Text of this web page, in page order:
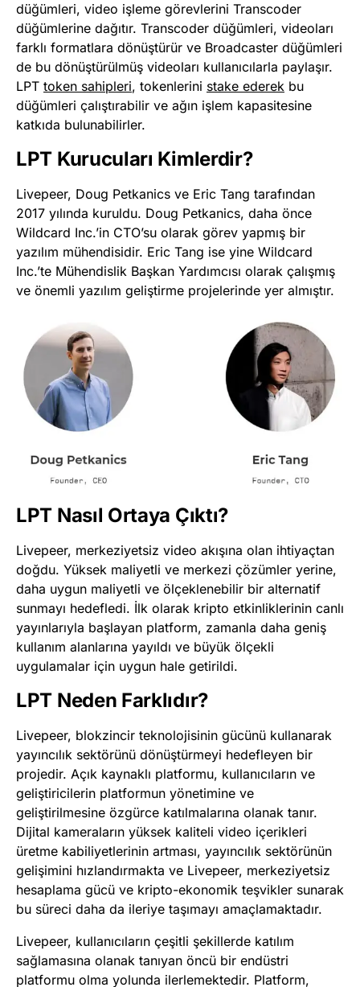
düğümleri, video işleme görevlerini Transcoder
düğümlerine dağıtır. Transcoder düğümleri, videoları
farklı formatlara dönüştürür ve Broadcaster düğümleri
de bu dönüştürülmüş videoları kullanıcılarla paylaşır.
LPT token sahipleri, tokenlerini stake ederek bu
düğümleri çalıştırabilir ve ağın işlem kapasitesine
katkıda bulunabilirler​​.
LPT Kurucuları Kimlerdir?
Livepeer, Doug Petkanics ve Eric Tang tarafından
2017 yılında kuruldu. Doug Petkanics, daha önce
Wildcard Inc.’in CTO’su olarak görev yapmış bir
yazılım mühendisidir. Eric Tang ise yine Wildcard
Inc.’te Mühendislik Başkan Yardımcısı olarak çalışmış
ve önemli yazılım geliştirme projelerinde yer almıştır​​.
LPT Nasıl Ortaya Çıktı?
Livepeer, merkeziyetsiz video akışına olan ihtiyaçtan
doğdu. Yüksek maliyetli ve merkezi çözümler yerine,
daha uygun maliyetli ve ölçeklenebilir bir alternatif
sunmayı hedefledi. İlk olarak kripto etkinliklerinin canlı
yayınlarıyla başlayan platform, zamanla daha geniş
kullanım alanlarına yayıldı ve büyük ölçekli
uygulamalar için uygun hale getirildi​​.
LPT Neden Farklıdır?
Livepeer, blokzincir teknolojisinin gücünü kullanarak
yayıncılık sektörünü dönüştürmeyi hedefleyen bir
projedir. Açık kaynaklı platformu, kullanıcıların ve
geliştiricilerin platformun yönetimine ve
geliştirilmesine özgürce katılmalarına olanak tanır.
Dijital kameraların yüksek kaliteli video içerikleri
üretme kabiliyetlerinin artması, yayıncılık sektörünün
gelişimini hızlandırmakta ve Livepeer, merkeziyetsiz
hesaplama gücü ve kripto-ekonomik teşvikler sunarak
bu süreci daha da ileriye taşımayı amaçlamaktadır.
Livepeer, kullanıcıların çeşitli şekillerde katılım
sağlamasına olanak tanıyan öncü bir endüstri
platformu olma yolunda ilerlemektedir. Platform,